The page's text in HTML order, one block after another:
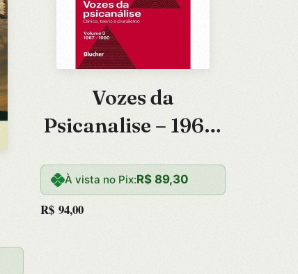
Vozes da
Psicanalise – 1967-
À vista no Pix:R$ 89,30
R$ 94,00